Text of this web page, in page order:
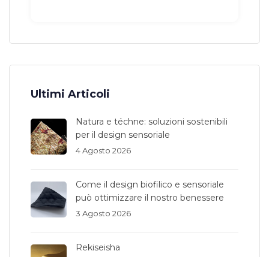
Ultimi Articoli
Natura e téchne: soluzioni sostenibili
per il design sensoriale
4 Agosto 2026
Come il design biofilico e sensoriale
può ottimizzare il nostro benessere
3 Agosto 2026
Rekiseisha